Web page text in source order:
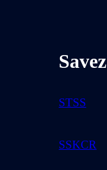
Savez
STSS
SSKCR